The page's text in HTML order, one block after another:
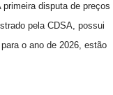
disputa de preços
pela CDSA, possui
o ano de 2026, estão